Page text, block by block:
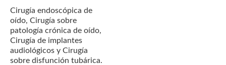
Cirugía endoscópica de
oído, Cirugía sobre
patología crónica de oído,
Cirugía de implantes
audiológicos y Cirugía
sobre disfunción tubárica.